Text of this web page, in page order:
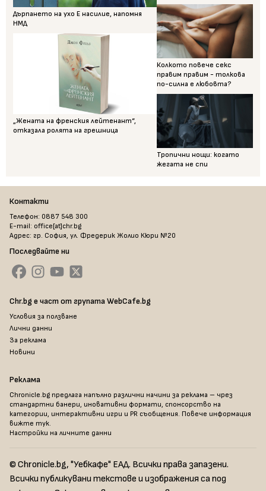
Дърпането на ухо Е насилие, напомня
НМД
„Жената на френския лейтенант“,
отказала ролята на грешница
Колкото повече секс
правим правим - толкова
по-силна е любовта?
Тропични нощи: когато
жегата не спи
Контакти
Телефон: 0887 548 300
E-mail: office[at]chr.bg
Адрес: гр. София, ул. Фредерик Жолио Кюри №20
Последвайте ни
Chr.bg е част от групата WebCafe.bg
Условия за ползване
Лични данни
За реклама
Новини
Реклама
Chronicle.bg предлага напълно различни начини за реклама – чрез
стандартни банери, иновативни формати, спонсорство на
категории, интерактивни игри и PR съобщения. Повече информация
вижте тук.
Настройки на личните данни
© Chronicle.bg, "Уебкафе" ЕАД. Всички права запазени.
Всички публикувани текстове и изображения са под